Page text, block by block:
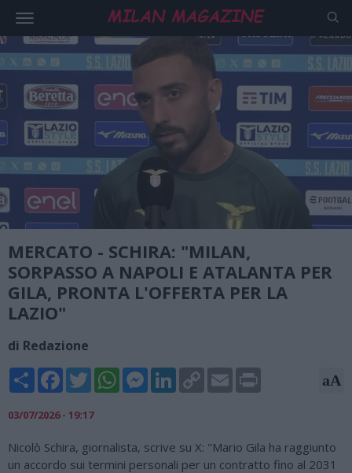
MERCATO - SCHIRA: "MILAN,
SORPASSO A NAPOLI E ATALANTA PER
GILA, PRONTA L'OFFERTA PER LA
LAZIO"
di Redazione
Share FacebookTwitterWhatsAppMessengerLinkedInCopy
Link
Email aA
03/07/2026 - 19:17
Nicolò Schira, giornalista, scrive su X: "Mario Gila ha raggiunto
un accordo sui termini personali per un contratto fino al 2031